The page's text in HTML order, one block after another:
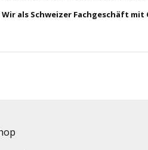
Wir als Schweizer Fachgeschäft